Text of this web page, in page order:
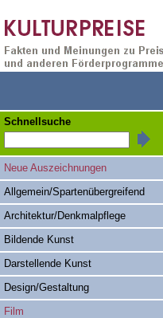
Schnellsuche
Neue Auszeichnungen
Allgemein/Spartenübergreifend
Architektur/Denkmalpflege
Bildende Kunst
Darstellende Kunst
Design/Gestaltung
Film